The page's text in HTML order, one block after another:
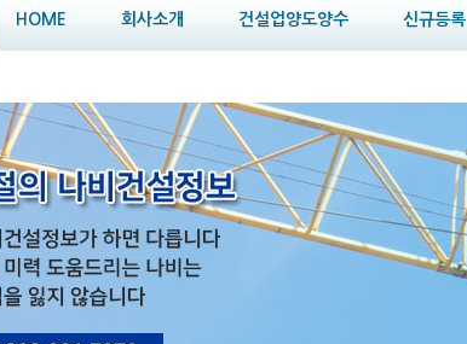
HOME 회사소개 건설업양도양수 신규등록